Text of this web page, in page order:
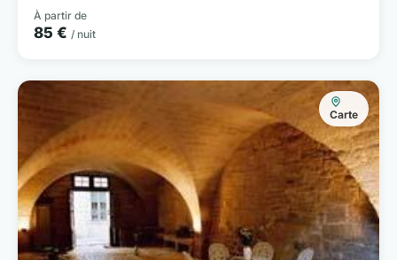
À partir de
85 € / nuit
Carte